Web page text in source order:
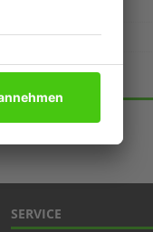
Weitblick
SERVICE